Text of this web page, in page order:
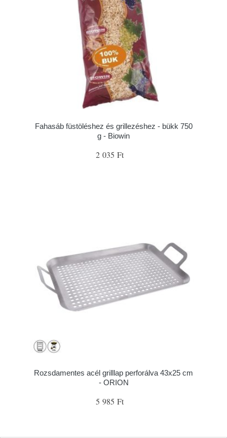
Fahasáb füstöléshez és grillezéshez - bükk 750
g - Biowin
2 035 Ft
Rozsdamentes acél grilllap perforálva 43x25 cm
- ORION
5 985 Ft